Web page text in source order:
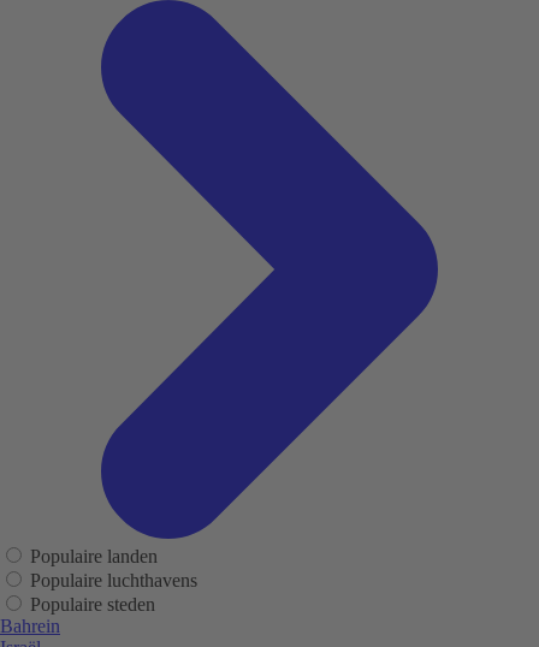
Populaire landen
Populaire luchthavens
Populaire steden
Bahrein